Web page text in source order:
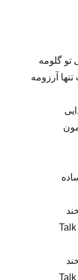
تو گلومه
آرزومه